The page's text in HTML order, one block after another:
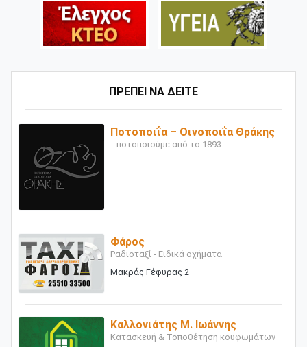
ΠΡΕΠΕΙ ΝΑ ΔΕΙΤΕ
Ποτοποιΐα – Οινοποιΐα Θράκης
...ποτοποιούμε από το 1893
Φάρος
Ραδιοταξί - Ειδικά οχήματα
Μακράς Γέφυρας 2
Καλλονιάτης Μ. Ιωάννης
Κατασκευή & Τοποθέτηση κουφωμάτων